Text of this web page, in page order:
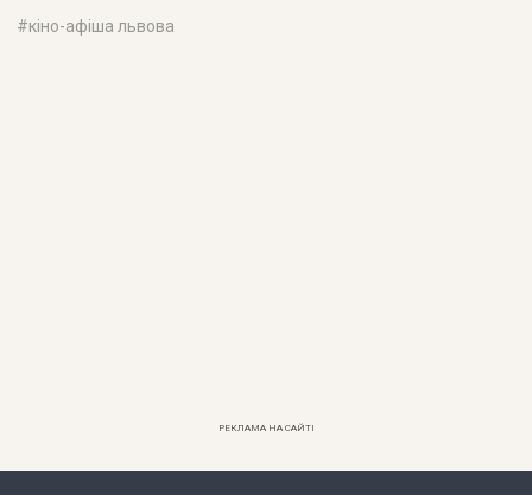
#кіно-афіша львова
РЕКЛАМА НА САЙТІ